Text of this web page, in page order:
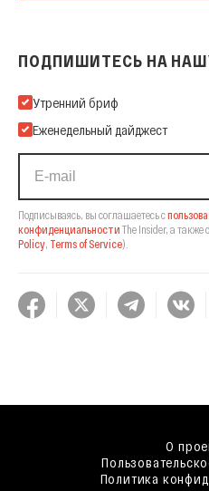
ПОДПИШИТЕСЬ НА
Подпишитесь на нашу Email-
Утренний бриф
Еженедельный дайджест
Подписываясь, вы соглашаетесь с
конфиденциальности The Insider, а также
Policy, Terms of Service).
О
Политика